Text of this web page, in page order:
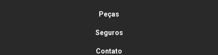
Peças
Seguros
Contato